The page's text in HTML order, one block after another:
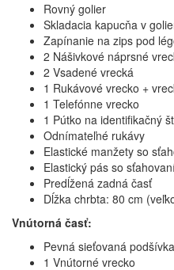
Rovný golier
Skladacia kapucňa v
Zapínanie na zips pod
2 Nášivkové náprsné
2 Vsadené vrecká
1 Rukávové vrecko +
1 Telefónne vrecko
1 Pútko na identifikačný
Odnímateľné rukávy
Elastické manžety so
Elastický pás so
Predĺžená zadná časť
Dĺžka chrbta: 80 cm
Vnútorná časť:
Pevná sieťovaná podšívka
1 Vnútorné vrecko